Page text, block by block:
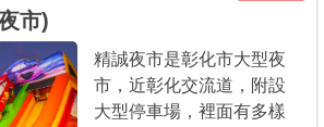
市)
精誠夜市是彰化市大型夜
市，近彰化交流道，附設
大型停車場，裡面有多樣